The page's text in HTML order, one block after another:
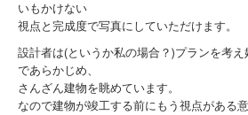
いもかけない
視点と完成度で写真にしていただけます。
設計者は(というか私の場合？)プランを考
であらかじめ、
さんざん建物を眺めています。
なので建物が竣工する前にもう視点がある